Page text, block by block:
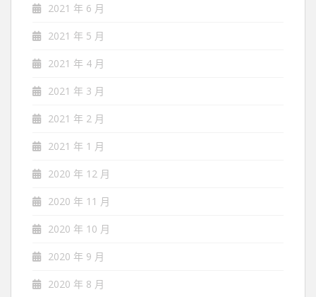
2021 年 6 月
2021 年 5 月
2021 年 4 月
2021 年 3 月
2021 年 2 月
2021 年 1 月
2020 年 12 月
2020 年 11 月
2020 年 10 月
2020 年 9 月
2020 年 8 月